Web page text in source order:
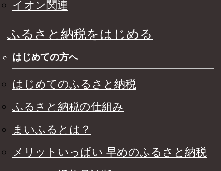
イオン関連
ふるさと納税をはじめる
はじめての方へ
はじめてのふるさと納税
ふるさと納税の仕組み
まいふるとは？
メリットいっぱい 早めのふるさと納税